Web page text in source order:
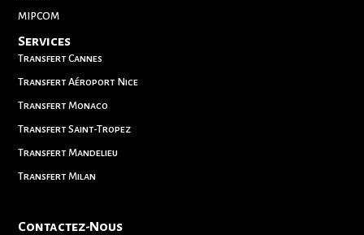
Services
Transfert Cannes
Transfert Aéroport Nice
Transfert Monaco
Transfert Saint-Tropez
Transfert Mandelieu
Transfert Milan
MIPCOM
Contactez-Nous